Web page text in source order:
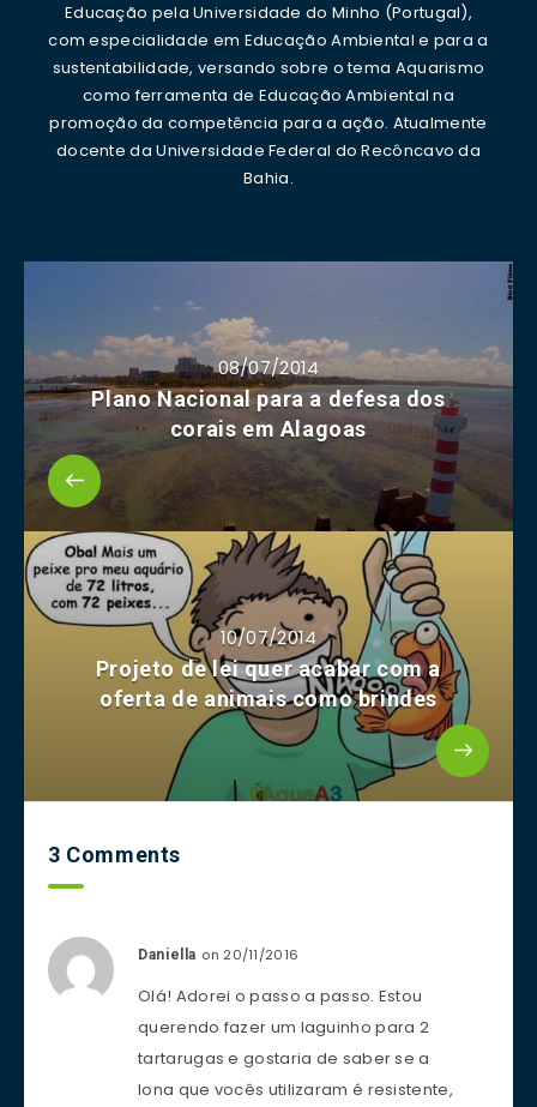
Educação pela Universidade do Minho (Portugal),
com especialidade em Educação Ambiental e para a
sustentabilidade, versando sobre o tema Aquarismo
como ferramenta de Educação Ambiental na
promoção da competência para a ação. Atualmente
docente da Universidade Federal do Recôncavo da
Bahia.
08/07/2014
Plano Nacional para a defesa dos
corais em Alagoas
10/07/2014
Projeto de lei quer acabar com a
oferta de animais como brindes
3 Comments
Daniella on 20/11/2016
Olá! Adorei o passo a passo. Estou
querendo fazer um laguinho para 2
tartarugas e gostaria de saber se a
lona que vocês utilizaram é resistente,